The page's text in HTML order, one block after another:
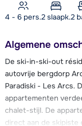
4 - 6 pers.2 slaapk.2
Algemene
De ski-in-ski-out
autovrije bergdorp
Paradiski - Les Arcs.
appartementen
chalet-stijl. De
direct aan de skipiste